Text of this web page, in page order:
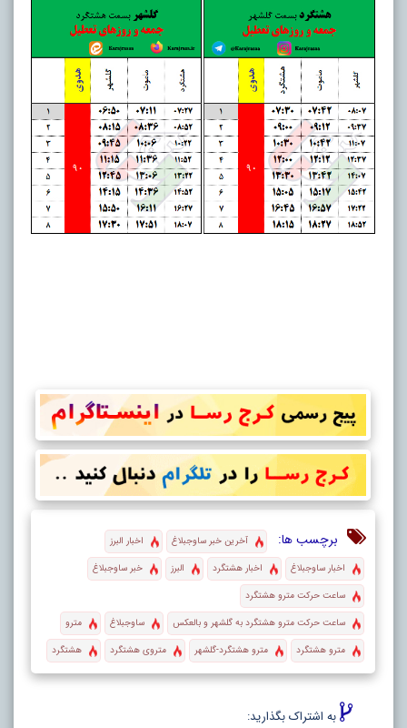
برچسب ها: آخرین خبر ساوجبلاغ
اخبار البرز
اخبار ساوجبلاغ
اخبار هشتگرد البرز
خبر ساوجبلاغ
ساعت حرکت مترو هشتگرد
ساعت حرکت مترو هشتگرد به گلشهر و بالعکس
ساوجبلاغ
مترو
مترو هشتگرد
مترو هشتگرد-گلشهر متروی هشتگرد هشتگرد
به اشتراک بگذارید: